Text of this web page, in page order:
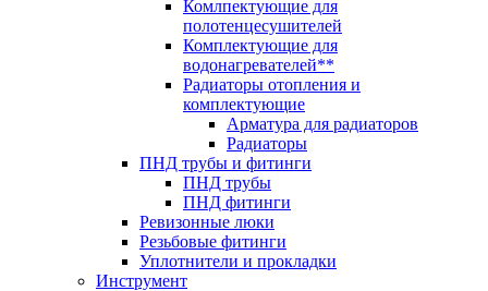
Комлпектующие для
полотенцесушителей
Комплектующие для
водонагревателей**
Радиаторы отопления и
комплектующие
Арматура для радиаторов
Радиаторы
ПНД трубы и фитинги
ПНД трубы
ПНД фитинги
Ревизонные люки
Резьбовые фитинги
Уплотнители и прокладки
Инструмент